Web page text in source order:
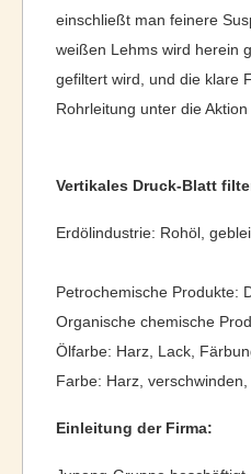
einschließt man feinere
weißen Lehms wird herein
gefiltert wird, und die klare
Rohrleitung unter die Aktion
Vertikales Druck-Blatt
Erdölindustrie: Rohöl,
Petrochemische Produkte:
Organische chemische
Ölfarbe: Harz, Lack,
Farbe: Harz, verschwinden,
Einleitung der Firma: